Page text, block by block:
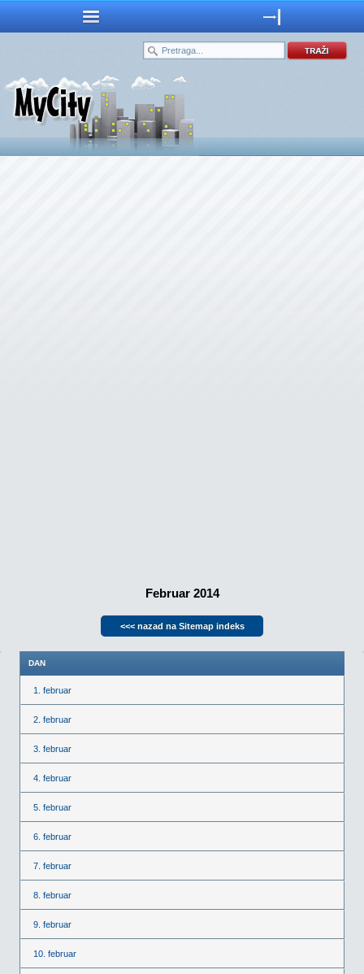
Februar 2014
<<< nazad na Sitemap indeks
DAN
1. februar
2. februar
3. februar
4. februar
5. februar
6. februar
7. februar
8. februar
9. februar
10. februar